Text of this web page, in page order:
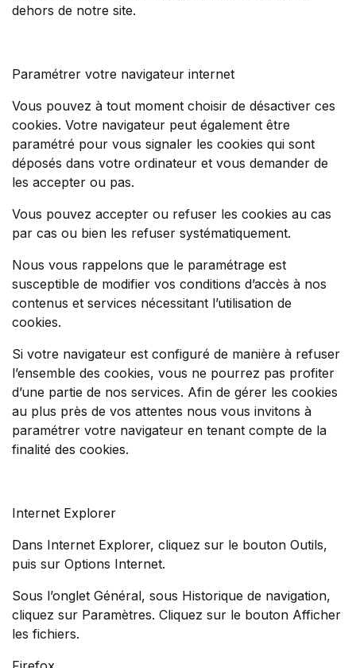
dehors de notre site.
Paramétrer votre navigateur internet
Vous pouvez à tout moment choisir de désactiver ces
cookies. Votre navigateur peut également être
paramétré pour vous signaler les cookies qui sont
déposés dans votre ordinateur et vous demander de
les accepter ou pas.
Vous pouvez accepter ou refuser les cookies au cas
par cas ou bien les refuser systématiquement.
Nous vous rappelons que le paramétrage est
susceptible de modifier vos conditions d’accès à nos
contenus et services nécessitant l’utilisation de
cookies.
Si votre navigateur est configuré de manière à refuser
l’ensemble des cookies, vous ne pourrez pas profiter
d’une partie de nos services. Afin de gérer les cookies
au plus près de vos attentes nous vous invitons à
paramétrer votre navigateur en tenant compte de la
finalité des cookies.
Internet Explorer
Dans Internet Explorer, cliquez sur le bouton Outils,
puis sur Options Internet.
Sous l’onglet Général, sous Historique de navigation,
cliquez sur Paramètres. Cliquez sur le bouton Afficher
les fichiers.